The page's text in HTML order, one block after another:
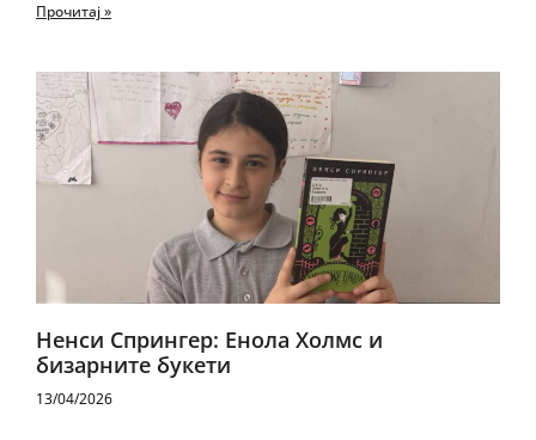
Прочитај »
Ненси Спрингер: Енола Холмс и
бизарните букети
13/04/2026